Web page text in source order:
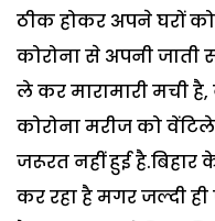
ठीक होकर अपने घरों को
कोरोना से अपनी
ले कर मारामारी मची
कोरोना मरीज को
जरूरत नहीं हुई है.बिहार
कर रहा है मगर जल्दी ही